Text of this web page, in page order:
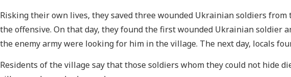
Risking their own lives, they saved three wounded Ukrainian soldiers
the offensive. On that day, they found the first wounded Ukrainian soldier
the enemy army were looking for him in the village. The next day, locals
Residents of the village say that those soldiers whom they could not hide